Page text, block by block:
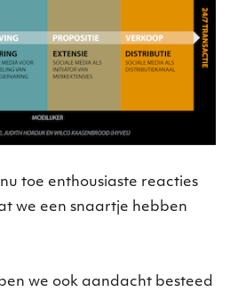
toe enthousiaste reacties
we een snaartje hebben
we ook aandacht besteed